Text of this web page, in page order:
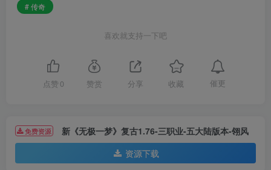
# 传奇
喜欢就支持一下吧
点赞 0 赞赏 分享 收藏 催更
免费资源
新《无极一梦》复古1.76-三职业-五大陆版本-翎风
资源下载